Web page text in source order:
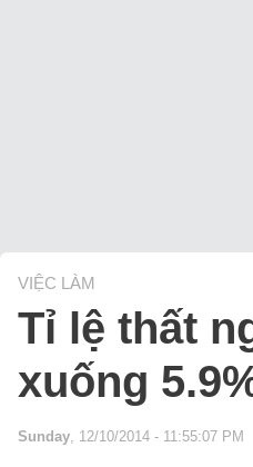
VIỆC LÀM
Tỉ lệ thất
xuống
Sunday, 12/10/2014 - 11:55:07 PM